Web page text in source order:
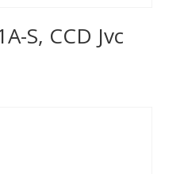
S, CCD Jvc